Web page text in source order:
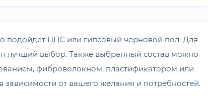
подойдёт ЦПС или гипсовый черновой пол. Для
лучший выбор. Также выбранный состав можно
фиброволокном, пластификатором или
от вашего желания и потребностей.